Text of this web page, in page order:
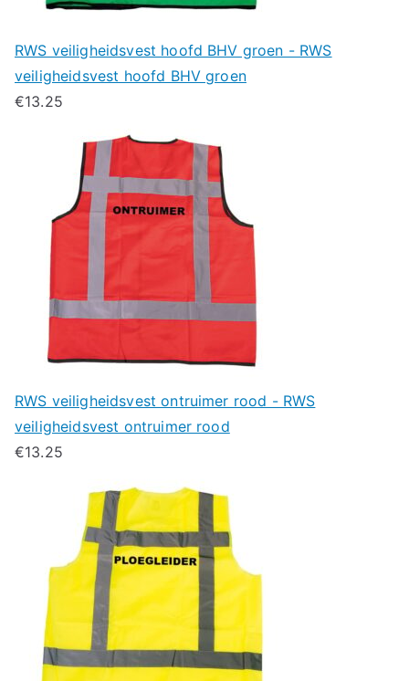
RWS veiligheidsvest hoofd BHV groen - RWS
veiligheidsvest hoofd BHV groen
€13.25
RWS veiligheidsvest ontruimer rood - RWS
veiligheidsvest ontruimer rood
€13.25